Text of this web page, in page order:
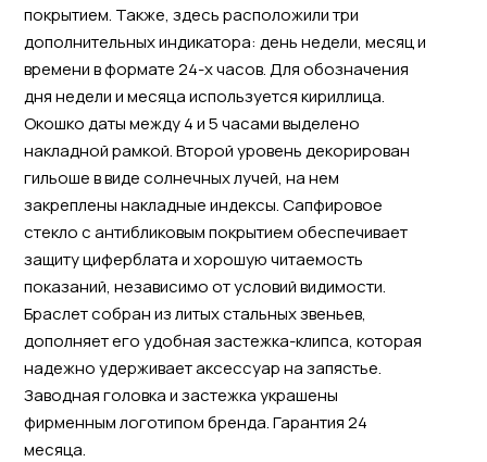
покрытием. Также, здесь расположили три
дополнительных индикатора: день недели, месяц и
времени в формате 24-х часов. Для обозначения
дня недели и месяца используется кириллица.
Окошко даты между 4 и 5 часами выделено
накладной рамкой. Второй уровень декорирован
гильоше в виде солнечных лучей, на нем
закреплены накладные индексы. Сапфировое
стекло с антибликовым покрытием обеспечивает
защиту циферблата и хорошую читаемость
показаний, независимо от условий видимости.
Браслет собран из литых стальных звеньев,
дополняет его удобная застежка-клипса, которая
надежно удерживает аксессуар на запястье.
Заводная головка и застежка украшены
фирменным логотипом бренда. Гарантия 24
месяца.